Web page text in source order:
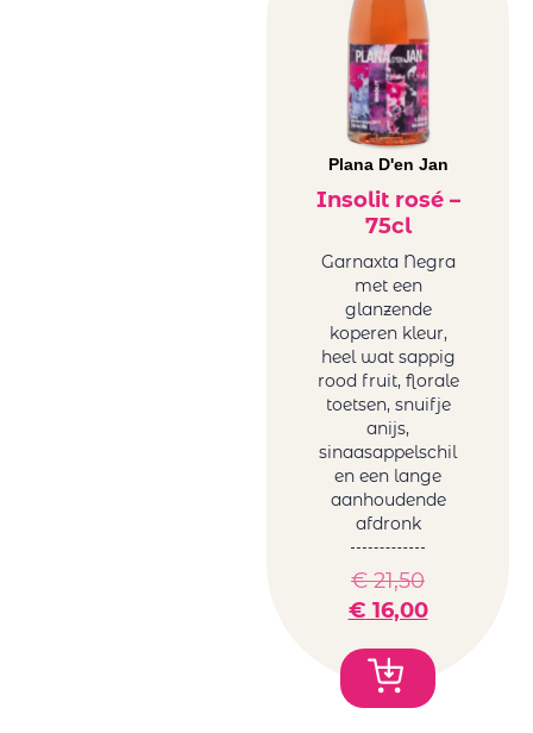
Plana D'en Jan
Insolit rosé –
75cl
Garnaxta Negra
met een
glanzende
koperen kleur,
heel wat sappig
rood fruit, florale
toetsen, snuifje
anijs,
sinaasappelschil
en een lange
aanhoudende
afdronk
€21,50
€ 16,00